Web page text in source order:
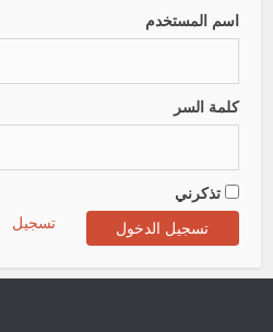
اسم المستخدم
كلمة السر
تذكرني
تسجيل